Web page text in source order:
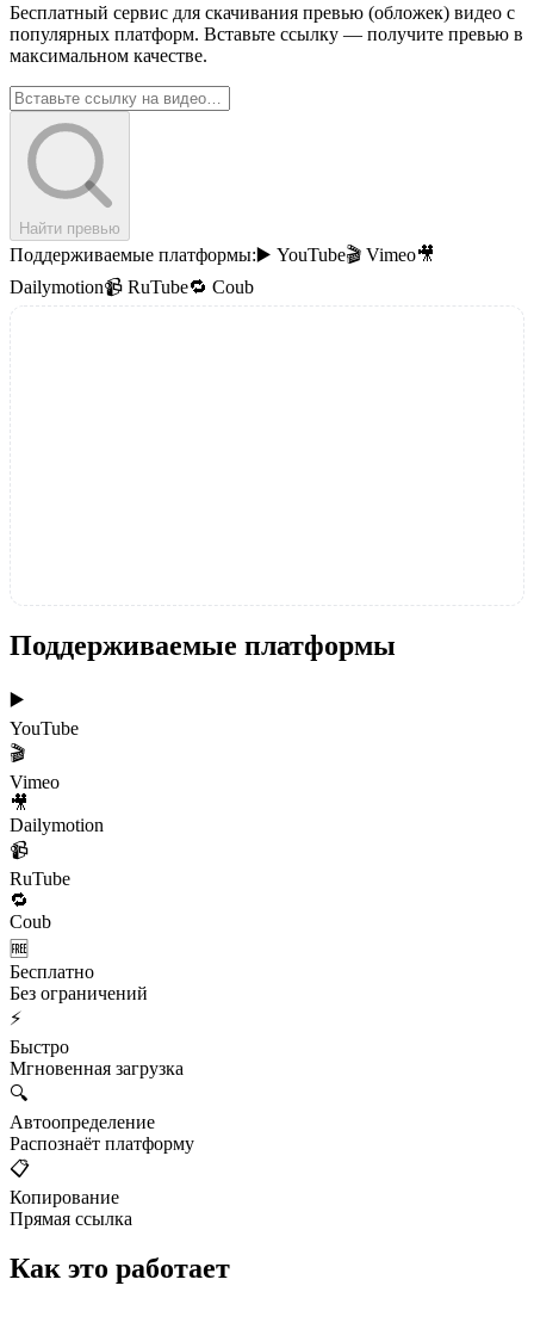
Бесплатный сервис для скачивания превью (обложек) видео с
популярных платформ. Вставьте ссылку — получите превью в
максимальном качестве.
Найти превью
Поддерживаемые платформы:▶️ YouTube🎬 Vimeo🎥
Dailymotion📹 RuTube🔁 Coub
Поддерживаемые платформы
▶️
YouTube
🎬
Vimeo
🎥
Dailymotion
📹
RuTube
🔁
Coub
🆓
Бесплатно
Без ограничений
⚡
Быстро
Мгновенная загрузка
🔍
Автоопределение
Распознаёт платформу
📋
Копирование
Прямая ссылка
Как это работает